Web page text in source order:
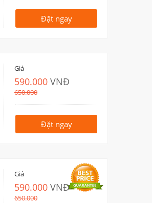
Đặt ngay
Giá
590.000 VNĐ
650.000
Đặt ngay
Giá
590.000 VNĐ
650.000